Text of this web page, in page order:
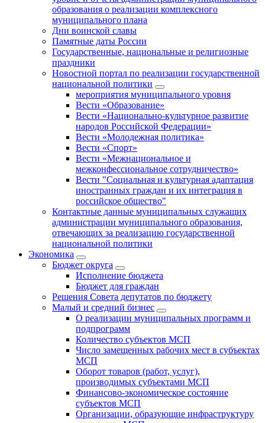
образования о реализации комплексного
муниципального плана
Дни воинской славы
Памятные даты России
Государственные, национальные и религиозные
праздники
Новостной портал по реализации государственной
национальной политики
мероприятия муниципального уровня
Вести «Образование»
Вести «Национально-культурное развитие
народов Российской Федерации»
Вести «Молодежная политика»
Вести «Спорт»
Вести «Межнациональное и
межконфессиональное сотрудничество»
Вести "Социальная и культурная адаптация
иностранных граждан и их интеграция в
российское общество"
Контактные данные муниципальных служащих
администрации муниципального образования,
отвечающих за реализацию государственной
национальной политики
Экономика
Бюджет округa
Исполнение бюджета
Бюджет для граждан
Решения Совета депутатов по бюджету
Малый и средний бизнес
О реализации муниципальных программ и
подпрограмм
Количество субъектов МСП
Число замещенных рабочих мест в субъектах
МСП
Оборот товаров (работ, услуг),
производимых субъектами МСП
Финансово-экономическое состояние
субъектов МСП
Организации, образующие инфраструктуру